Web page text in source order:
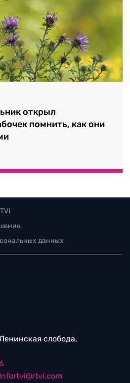
открыл
помнить, как они
данных
слобода,
Infortvi@rtvi.com